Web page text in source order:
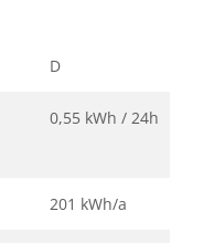
D
0,55 kWh / 24h
201 kWh/a